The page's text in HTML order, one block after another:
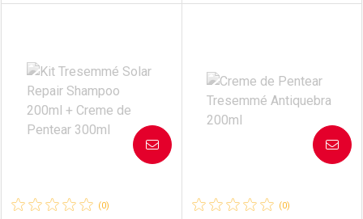
Laboratório
Por Menos Laboratório
Por Menos
(0)
AVISE-ME
(0)
AVISE-ME